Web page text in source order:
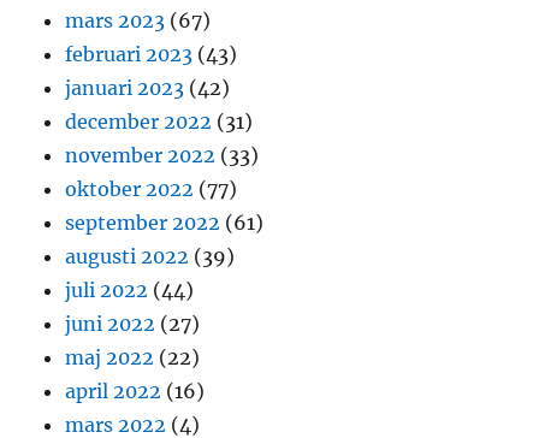
mars 2023 (67)
februari 2023 (43)
januari 2023 (42)
december 2022 (31)
november 2022 (33)
oktober 2022 (77)
september 2022 (61)
augusti 2022 (39)
juli 2022 (44)
juni 2022 (27)
maj 2022 (22)
april 2022 (16)
mars 2022 (4)